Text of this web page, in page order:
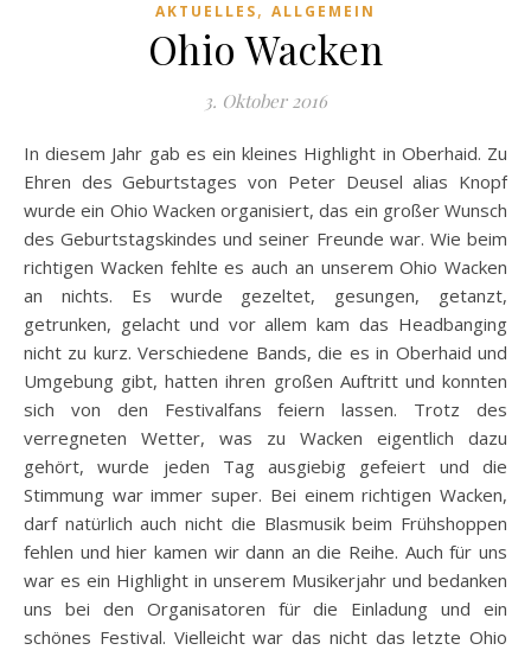
AKTUELLES, ALLGEMEIN
Ohio Wacken
3. Oktober 2016
In diesem Jahr gab es ein kleines Highlight in Oberhaid. Zu
Ehren des Geburtstages von Peter Deusel alias Knopf
wurde ein Ohio Wacken organisiert, das ein großer Wunsch
des Geburtstagskindes und seiner Freunde war. Wie beim
richtigen Wacken fehlte es auch an unserem Ohio Wacken
an nichts. Es wurde gezeltet, gesungen, getanzt,
getrunken, gelacht und vor allem kam das Headbanging
nicht zu kurz. Verschiedene Bands, die es in Oberhaid und
Umgebung gibt, hatten ihren großen Auftritt und konnten
sich von den Festivalfans feiern lassen. Trotz des
verregneten Wetter, was zu Wacken eigentlich dazu
gehört, wurde jeden Tag ausgiebig gefeiert und die
Stimmung war immer super. Bei einem richtigen Wacken,
darf natürlich auch nicht die Blasmusik beim Frühshoppen
fehlen und hier kamen wir dann an die Reihe. Auch für uns
war es ein Highlight in unserem Musikerjahr und bedanken
uns bei den Organisatoren für die Einladung und ein
schönes Festival. Vielleicht war das nicht das letzte Ohio